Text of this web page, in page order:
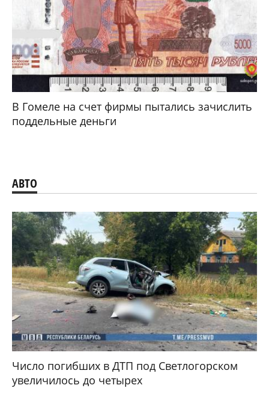
В Гомеле на счет фирмы пытались зачислить
поддельные деньги
АВТО
Число погибших в ДТП под Светлогорском
увеличилось до четырех